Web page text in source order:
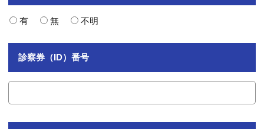
有 無 不明
診察券（ID）番号